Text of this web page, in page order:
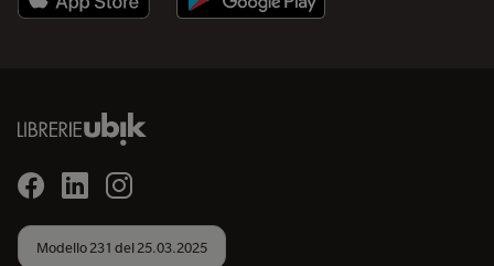
Modello 231 del 25.03.2025